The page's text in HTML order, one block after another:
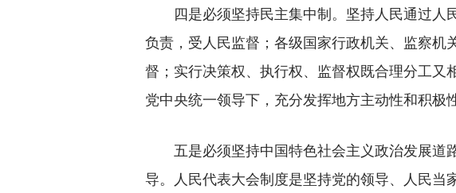
四是必须坚持民主集中制。坚持人民通过人
负责，受人民监督；各级国家行政机关、监察
督；实行决策权、执行权、监督权既合理分工
党中央统一领导下，充分发挥地方主动性和积极
五是必须坚持中国特色社会主义政治发展道
导。人民代表大会制度是坚持党的领导、人民